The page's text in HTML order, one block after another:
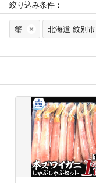
絞り込み条件：
蟹 北海道 紋別市